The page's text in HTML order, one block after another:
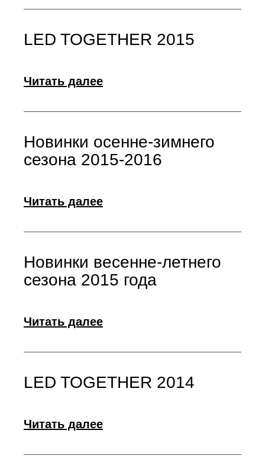
LED TOGETHER 2015
Читать далее
Новинки осенне-зимнего
сезона 2015-2016
Читать далее
Новинки весенне-летнего
сезона 2015 года
Читать далее
LED TOGETHER 2014
Читать далее